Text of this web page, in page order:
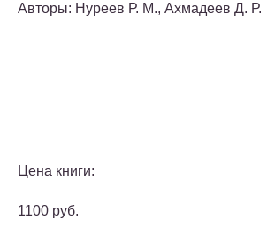
Авторы: Нуреев Р. М., Ахмадеев Д. Р.
Цена книги:
1100 руб.